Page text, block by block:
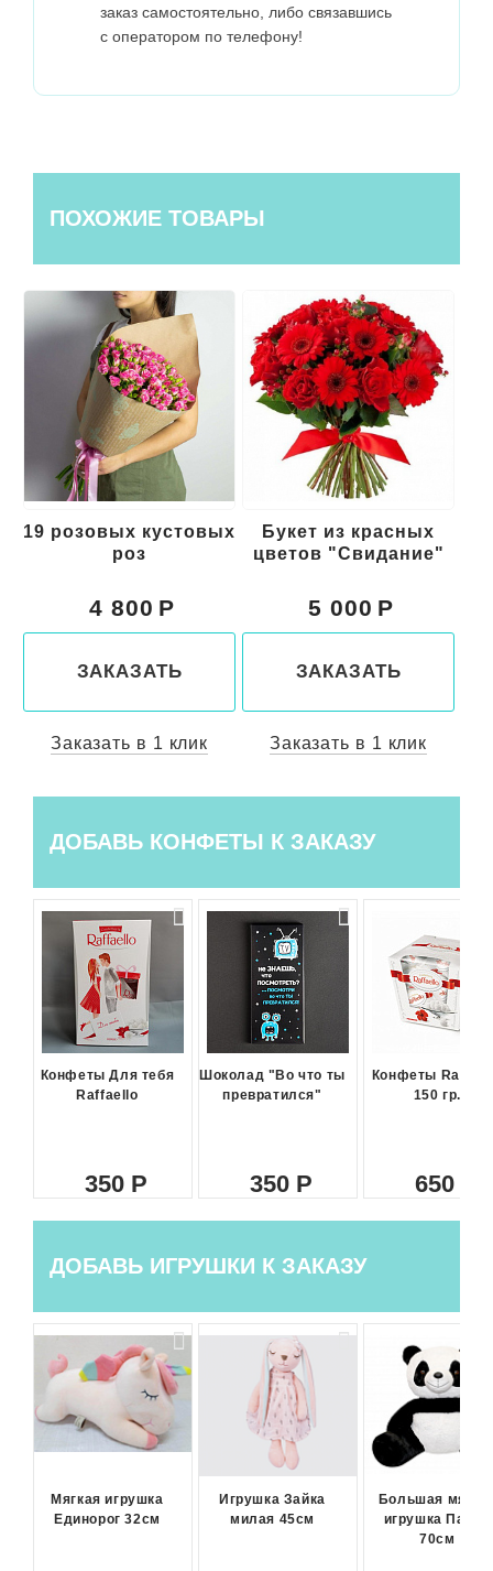
заказ самостоятельно, либо связавшись
с оператором по телефону!
ПОХОЖИЕ ТОВАРЫ
19 розовых кустовых
роз
4 800
ЗАКАЗАТЬ
Заказать в 1 клик
Букет из красных
цветов "Свидание"
5 000
ЗАКАЗАТЬ
Заказать в 1 клик
ДОБАВЬ КОНФЕТЫ К ЗАКАЗУ
Конфеты Для тебя
Raffaello
350
Шоколад "Во что ты
превратился"
350
Конфеты
150 гр.
650
ДОБАВЬ ИГРУШКИ К ЗАКАЗУ
Мягкая игрушка
Единорог 32см
Игрушка Зайка
милая 45см
Большая
игрушка Панда
70см